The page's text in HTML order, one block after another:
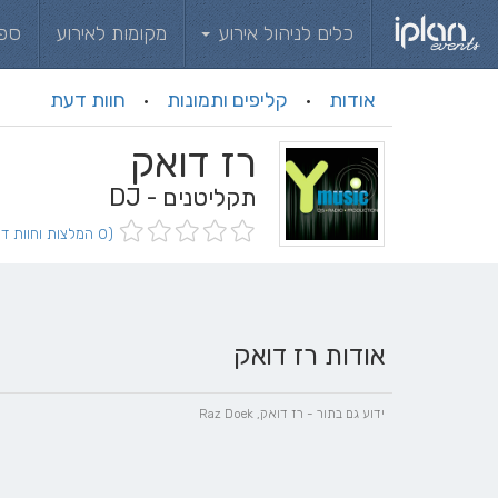
כלים לניהול אירוע מקומות לאירוע
אודות · קליפים ותמונות · חוות דעת
רז דואק
תקליטנים - DJ
(0 המלצות וחוות דעת)
אודות רז דואק
ידוע גם בתור - רז דואק, Raz Doek